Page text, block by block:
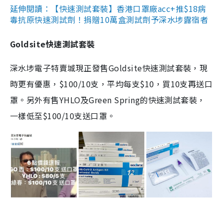
延伸閱讀：【快速測試套裝】香港口罩廠acc+推$18病
毒抗原快速測試劑！捐贈10萬盒測試劑予深水埗露宿者
Goldsite快速測試套裝
深水埗電子特賣城現正發售Goldsite快速測試套裝，現
時更有優惠，$100/10支，平均每支$10，買10支再送口
罩。另外有售YHLO及Green Spring的快速測試套裝，
一樣低至$100/10支送口罩。